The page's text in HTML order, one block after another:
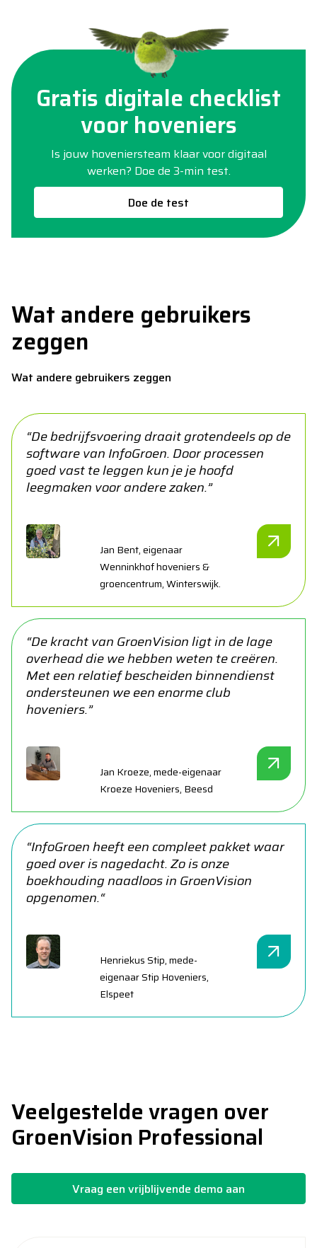
Gratis digitale checklist
voor hoveniers
Is jouw hoveniersteam klaar voor digitaal
werken? Doe de 3-min test.
Doe de test
Wat andere gebruikers
zeggen
Wat andere gebruikers zeggen
“De bedrijfsvoering draait grotendeels op de
software van InfoGroen. Door processen
goed vast te leggen kun je je hoofd
leegmaken voor andere zaken.”
Jan Bent, eigenaar
Wenninkhof hoveniers &
groencentrum, Winterswijk.
“De kracht van GroenVision ligt in de lage
overhead die we hebben weten te creëren.
Met een relatief bescheiden binnendienst
ondersteunen we een enorme club
hoveniers.”
Jan Kroeze, mede-eigenaar
Kroeze Hoveniers, Beesd
“InfoGroen heeft een compleet pakket waar
goed over is nagedacht. Zo is onze
boekhouding naadloos in GroenVision
opgenomen.“
Henriekus Stip, mede-
eigenaar Stip Hoveniers,
Elspeet
Veelgestelde vragen over
GroenVision Professional
Vraag een vrijblijvende demo aan